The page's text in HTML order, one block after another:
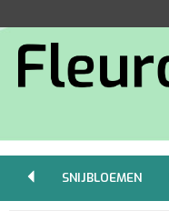
SNIJBLOEMEN